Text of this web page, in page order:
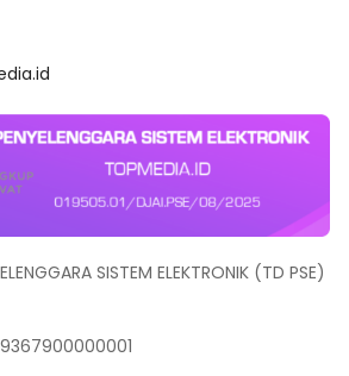
SISTEM ELEKTRONIK (TD PSE)